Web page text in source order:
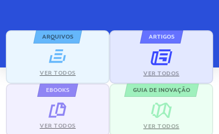
ARQUIVOS
VER TODOS
ARTIGOS
VER TODOS
EBOOKS
VER TODOS
GUIA DE INOVAÇÃO
VER TODOS